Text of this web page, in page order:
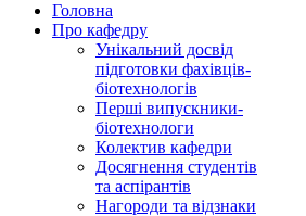
Головна
Про кафедру
Унікальний досвід
підготовки фахівців-
біотехнологів
Перші випускники-
біотехнологи
Колектив кафедри
Досягнення студентів
та аспірантів
Нагороди та відзнаки